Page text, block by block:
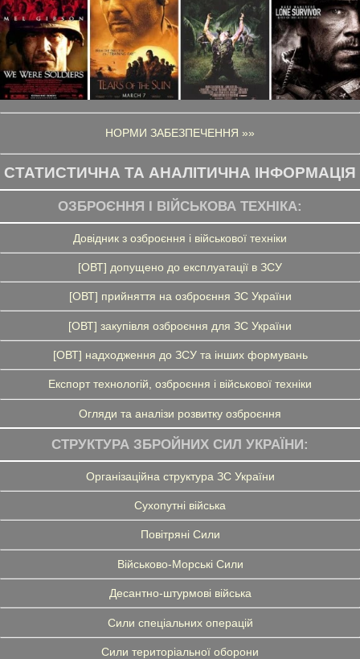
НОРМИ ЗАБЕЗПЕЧЕННЯ »»
СТАТИСТИЧНА ТА АНАЛІТИЧНА ІНФОРМАЦІЯ
ОЗБРОЄННЯ І ВІЙСЬКОВА ТЕХНІКА:
Довідник з озброєння і військової техніки
[ОВТ] допущено до експлуатації в ЗСУ
[ОВТ] прийняття на озброєння ЗС України
[ОВТ] закупівля озброєння для ЗС України
[ОВТ] надходження до ЗСУ та інших формувань
Експорт технологій, озброєння і військової техніки
Огляди та аналізи розвитку озброєння
СТРУКТУРА ЗБРОЙНИХ СИЛ УКРАЇНИ:
Організаційна структура ЗС України
Сухопутні війська
Повітряні Сили
Військово-Морські Сили
Десантно-штурмові війська
Сили спеціальних операцій
Сили територіальної оборони